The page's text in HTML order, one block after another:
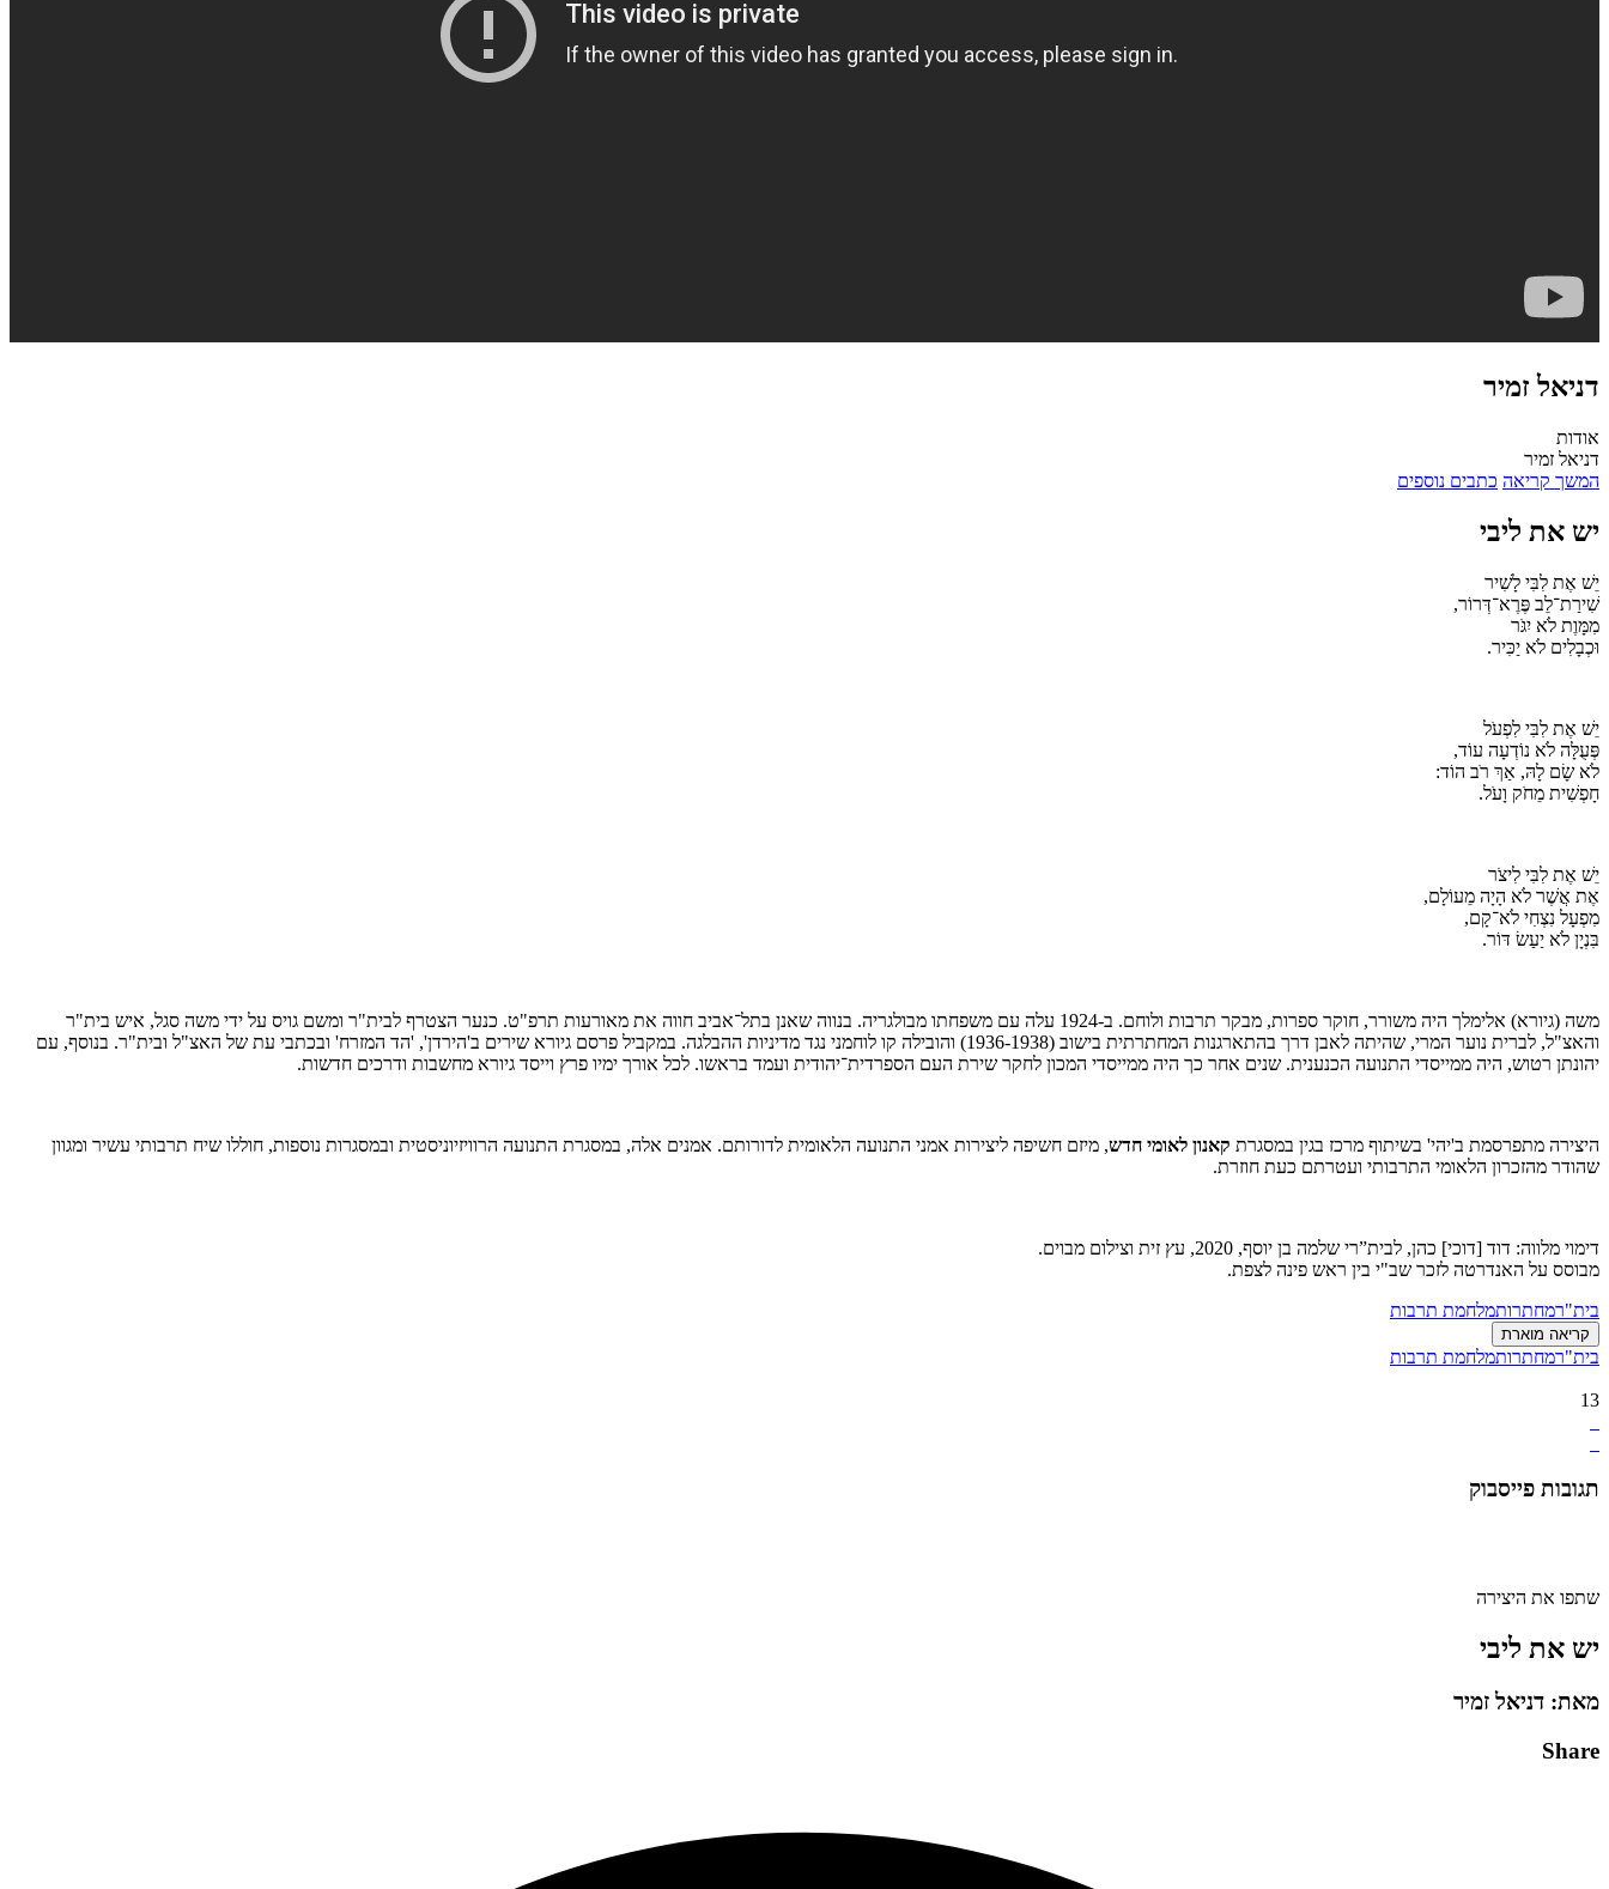
דניאל זמיר
אודות
דניאל זמיר
המשך קריאה כתבים נוספים
יש את ליבי
יֵשׁ אֶת לִבִּי לָשִׁיר
שִׁירַת־לֵב פֶּרֶא־דְּרוֹר,
מִמָּוֶת לֹא יִגֹּר
וּכְבָלִים לֹא יַכִּיר.
יֵשׁ אֶת לִבִּי לִפְעֹל
פְּעֻלָּה לֹא נוֹדְעָה עוֹד,
לֹא שָׂם לָהּ, אַךְ רֹב הוֹד:
חָפְשִׁית מֵחֹק וָעֹל.
יֵשׁ אֶת לִבִּי לִיצֹר
אֶת אֲשֶׁר לֹא הָיָה מֵעוֹלָם,
מִפְעָל נִצְחִי לֹא־קָם,
בִּנְיָן לֹא יַעַשׂ דּוֹר.
משה (גיורא) אלימלך היה משורר, חוקר ספרות, מבקר תרבות ולוחם. ב-1924 עלה עם משפחתו מבולגריה. בנווה שאנן בתל־אביב חווה את מאורעות תרפ"ט. כנער הצטרף לבית"ר ומשם גויס על ידי משה סגל, איש בית"ר
והאצ"ל, לברית נוער המרי, שהיתה לאבן דרך בהתארגנות המחתרתית בישוב (1936-1938) והובילה קו לוחמני נגד מדיניות ההבלגה. במקביל פרסם גיורא שירים ב'הירדן', 'הד המזרח' ובכתבי עת של האצ"ל ובית"ר. בנוסף, עם
יהונתן רטוש, היה ממייסדי התנועה הכנענית. שנים אחר כך היה ממייסדי המכון לחקר שירת העם הספרדית־יהודית ועמד בראשו. לכל אורך ימיו פרץ וייסד גיורא מחשבות ודרכים חדשות.
היצירה מתפרסמת ב'יהי' בשיתוף מרכז בגין במסגרת קאנון לאומי חדש, מיזם חשיפה ליצירות אמני התנועה הלאומית לדורותם. אמנים אלה, במסגרת התנועה הרוויזיוניסטית ובמסגרות נוספות, חוללו שיח תרבותי עשיר ומגוון
שהודר מהזכרון הלאומי התרבותי ועטרתם כעת חוזרת.
דימוי מלווה: דוד [דוכי] כהן, לבית”רי שלמה בן יוסף, 2020, עץ זית וצילום מבוים.
מבוסס על האנדרטה לזכר שב"י בין ראש פינה לצפת.
בית"רמחתרותמלחמת תרבות
קריאה מוארת
בית"רמחתרותמלחמת תרבות
13
תגובות פייסבוק
שתפו את היצירה
יש את ליבי
מאת: דניאל זמיר
Share